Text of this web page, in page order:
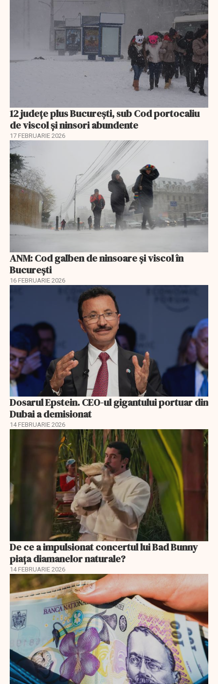
12 județe plus București, sub Cod portocaliu
de viscol și ninsori abundente
17 FEBRUARIE 2026
ANM: Cod galben de ninsoare și viscol în
București
16 FEBRUARIE 2026
Dosarul Epstein. CEO-ul gigantului portuar din
Dubai a demisionat
14 FEBRUARIE 2026
De ce a impulsionat concertul lui Bad Bunny
piața diamanelor naturale?
14 FEBRUARIE 2026